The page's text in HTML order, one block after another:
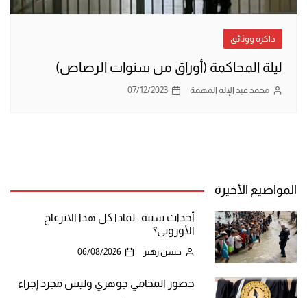
ذاكرة ووثائق
ليلة المحاكمة (أوراق من سنوات الرصاص)
محمد عبد الإله المهمة 07/12/2023
المواضيع الأخيرة
أحداث سبتة.. لماذا كل هذا الانزعاج
الأوروبي؟
حسن زهير 06/08/2026
حضور المحامي جوهري وليس مجرد إجراء